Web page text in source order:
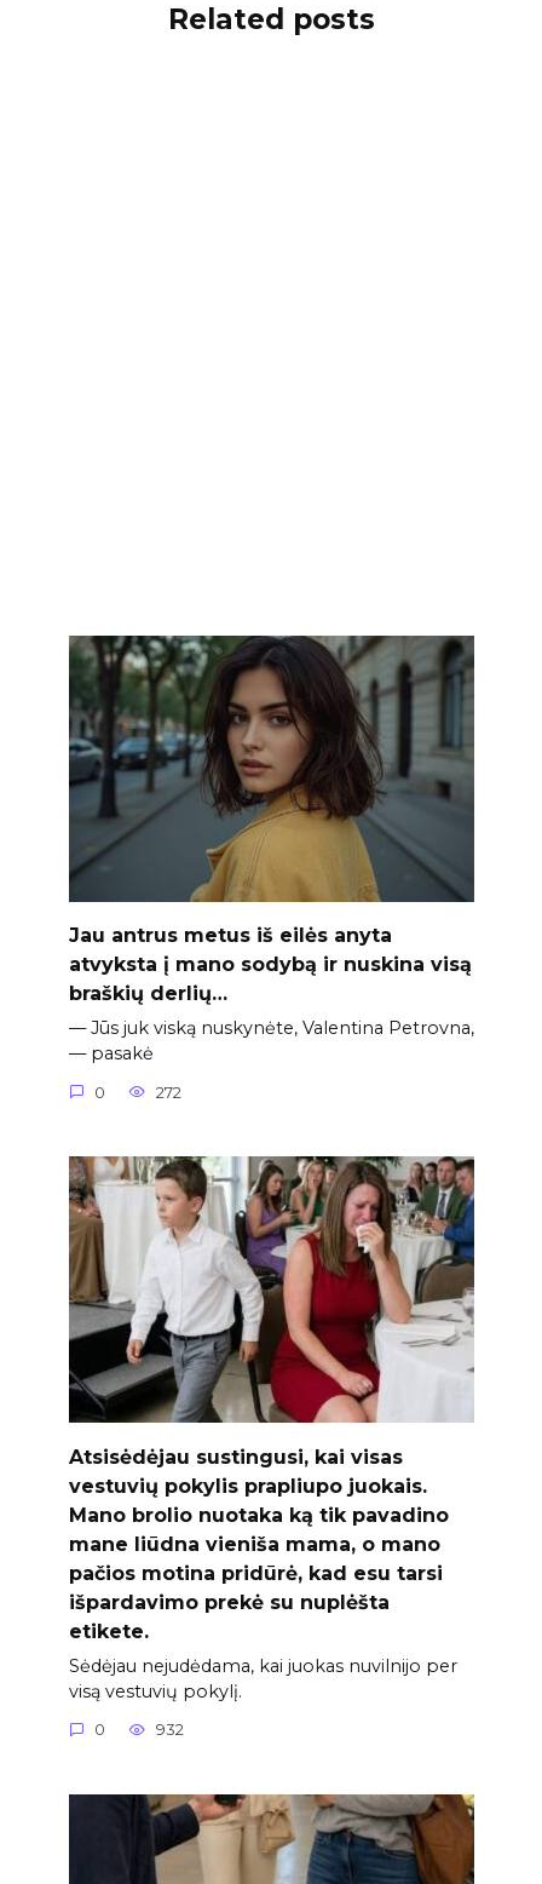
Related posts
Jau antrus metus iš eilės anyta
atvyksta į mano sodybą ir nuskina visą
braškių derlių…
— Jūs juk viską nuskynėte, Valentina Petrovna,
— pasakė
0 272
Atsisėdėjau sustingusi, kai visas
vestuvių pokylis prapliupo juokais.
Mano brolio nuotaka ką tik pavadino
mane liūdna vieniša mama, o mano
pačios motina pridūrė, kad esu tarsi
išpardavimo prekė su nuplėšta
etikete.
Sėdėjau nejudėdama, kai juokas nuvilnijo per
visą vestuvių pokylį.
0 932